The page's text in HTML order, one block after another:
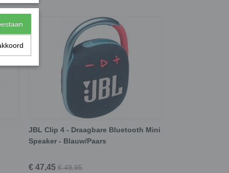
JBL Clip 4 - Draagbare Bluetooth Mini
Speaker - Blauw/Paars
€ 47,45 € 49,95